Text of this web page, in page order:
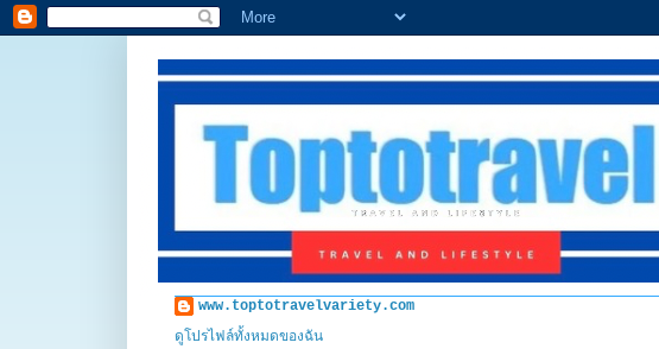
www.toptotravelvariety.com
ดูโปรไฟล์ทั้งหมดของฉัน